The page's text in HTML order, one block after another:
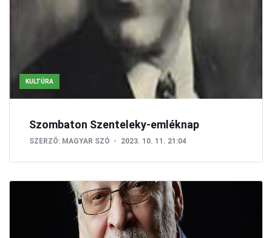
KULTÚRA
Szombaton Szenteleky-emléknap
SZERZŐ: MAGYAR SZÓ 2023. 10. 11. 21:04